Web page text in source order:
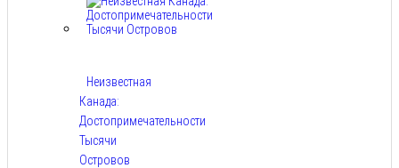
Неизвестная
Канада:
Достопримечательности
Тысячи
Островов